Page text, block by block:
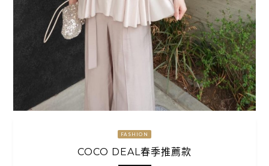
FASHION
COCO DEAL春季推薦款